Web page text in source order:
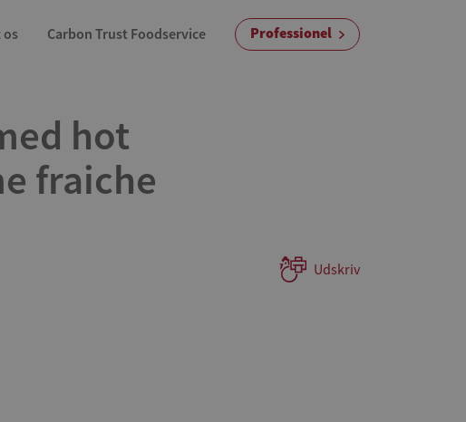
Carbon Trust Foodservice Professionel
hot
fraiche
Udskriv